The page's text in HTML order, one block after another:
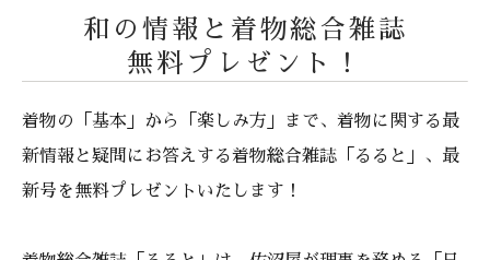
和の情報と着物総合雑誌
無料プレゼント！
着物の「基本」から「楽しみ方」まで、着物に関する最
新情報と疑問にお答えする着物総合雑誌「るると」、最
新号を無料プレゼントいたします！